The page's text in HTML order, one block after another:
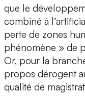
que le
combiné à
perte de zones
phénomène » de
Or, pour la
propos dérogent
qualité de